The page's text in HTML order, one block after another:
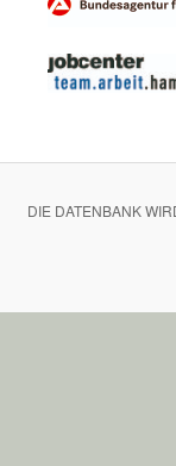
DIE DATENBANK